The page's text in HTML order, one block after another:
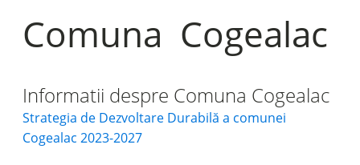
Comuna Cogealac
Informatii despre Comuna Cogealac
Strategia de Dezvoltare Durabilă a comunei
Cogealac 2023-2027